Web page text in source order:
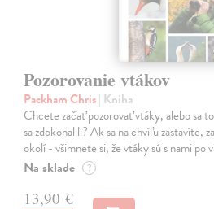
Pozorovanie vtákov
Packham Chris| Kniha
Chcete začať pozorovať vtáky, alebo sa
sa zdokonalili? Ak sa na chvíľu zastavíte,
okolí - všimnete si, že vtáky sú s nami po
Na sklade ?
13,90 €